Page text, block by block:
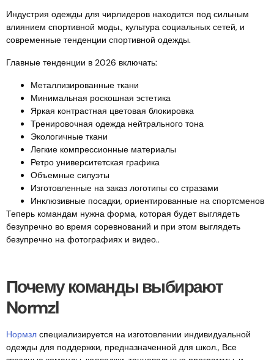
Индустрия одежды для чирлидеров находится под сильным
влиянием спортивной моды., культура социальных сетей, и
современные тенденции спортивной одежды.
Главные тенденции в 2026 включать:
Металлизированные ткани
Минимальная роскошная эстетика
Яркая контрастная цветовая блокировка
Тренировочная одежда нейтрального тона
Экологичные ткани
Легкие компрессионные материалы
Ретро университетская графика
Объемные силуэты
Изготовленные на заказ логотипы со стразами
Инклюзивные посадки, ориентированные на спортсменов
Теперь командам нужна форма, которая будет выглядеть
безупречно во время соревнований и при этом выглядеть
безупречно на фотографиях и видео..
Почему команды выбирают
Normzl
Нормзл специализируется на изготовлении индивидуальной
одежды для поддержки, предназначенной для школ., Все